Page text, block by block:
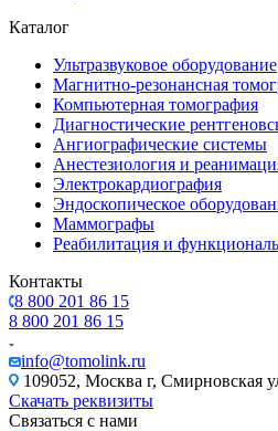
Каталог
Ультразвуковое оборудование
Магнитно-резонансная
Компьютерная томография
Диагностические
Ангиографические системы
Анестезиология и
Электрокардиография
Эндоскопическое
Маммографы
Реабилитация и
Контакты
8 800 201 86 15
8 800 201 86 15
info@tomolink.ru
109052, Москва г, Смирновская
Скачать реквизиты
Связаться с нами